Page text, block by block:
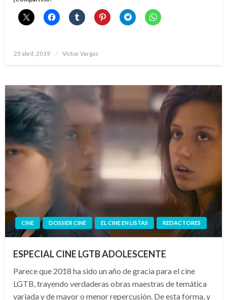
Publicado
25 abril, 2019 Víctor Vargas
CINE DOSSIER CINE EL CINE EN LISTAS REDACTORES
ESPECIAL CINE LGTB ADOLESCENTE
Parece que 2018 ha sido un año de gracia para el cine
LGTB, trayendo verdaderas obras maestras de temática
variada y de mayor o menor repercusión. De esta forma, y